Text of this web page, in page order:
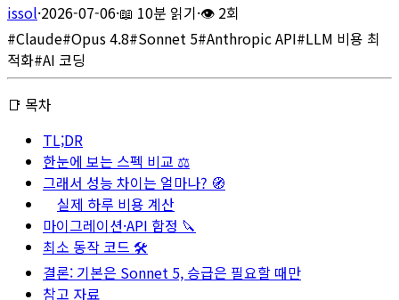
issol·2026-07-06·📖 10분 읽기·👁 2회
#Claude#Opus 4.8#Sonnet 5#Anthropic API#LLM 비용 최
적화#AI 코딩
📑 목차
TL;DR
한눈에 보는 스펙 비교 ⚖️
그래서 성능 차이는 얼마나? 🧭
실제 하루 비용 계산
마이그레이션·API 함정 🔪
최소 동작 코드 🛠
결론: 기본은 Sonnet 5, 승급은 필요할 때만
참고 자료